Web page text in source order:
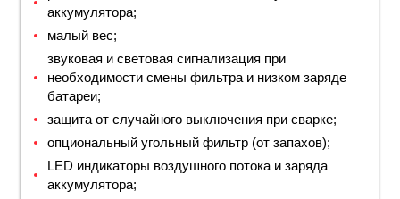
аккумулятора;
малый вес;
звуковая и световая сигнализация при
необходимости смены фильтра и низком заряде
батареи;
защита от случайного выключения при сварке;
опциональный угольный фильтр (от запахов);
LED индикаторы воздушного потока и заряда
аккумулятора;